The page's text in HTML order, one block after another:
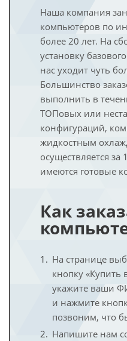
Наша компания
компьютеров по
более 20 лет. На
установку
нас уходит чуть
Большинство
выполнить в
ТОПовых или
конфигураций,
жидкостным
осуществляется за
имеются готовые
Как
На странице
кнопку «Купить
укажите ваши
и нажмите
позвоним, что
Напишите нам